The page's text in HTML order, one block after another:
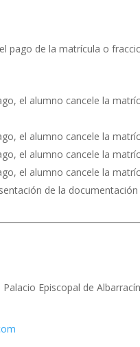
pago de la matrícula o
el alumno cancele la
el alumno cancele la
el alumno cancele la
el alumno cancele la
de la
Episcopal de